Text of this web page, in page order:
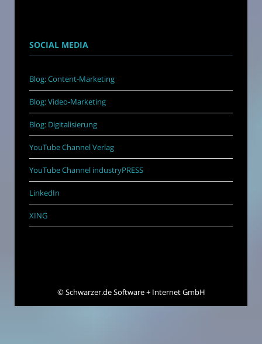
SOCIAL MEDIA
Blog: Content-Marketing
Blog: Video-Marketing
Blog: Digitalisierung
YouTube Channel Verlag
YouTube Channel industryPRESS
LinkedIn
XING
©Schwarzer.de Software + Internet GmbH